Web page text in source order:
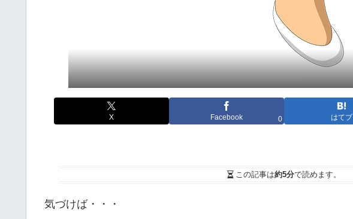
X Facebook 0 はてブ
この記事は約5分で読めます。
気づけば・・・